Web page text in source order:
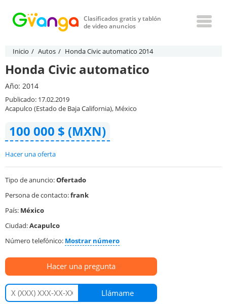
Clasificados gratis y tablón
de video anuncios
Inicio Autos Honda Civic automatico 2014
Honda Civic automatico
Año: 2014
Publicado: 17.02.2019
Acapulco (Estado de Baja California), México
100 000 $ (MXN)
Hacer una oferta
Tipo de anuncio:Ofertado
Persona de contacto:frank
País: México
Ciudad:Acapulco
Número telefónico: Mostrar número
Hacer una pregunta
Llámame